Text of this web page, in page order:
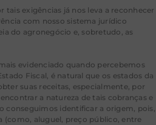
exigências já nos leva a reconhecer
com nosso sistema jurídico
do agronegócio e, sobretudo, as
evidenciado quando percebemos
Fiscal, é natural que os estados da
suas receitas, especialmente, por
a natureza de tais cobranças e
conseguimos identificar a origem, pois,
(como, aluguel, preço público, entre